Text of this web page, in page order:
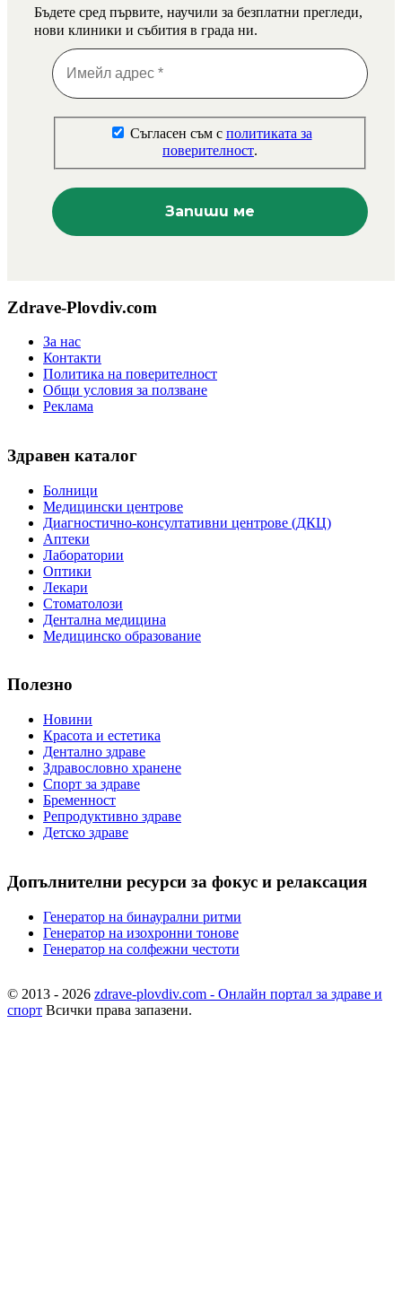
Бъдете сред първите, научили за безплатни прегледи,
нови клиники и събития в града ни.
Съгласен съм с политиката за
поверителност.
Zdrave-Plovdiv.com
За нас
Контакти
Политика на поверителност
Общи условия за ползване
Реклама
Здравен каталог
Болници
Медицински центрове
Диагностично-консултативни центрове (ДКЦ)
Аптеки
Лаборатории
Оптики
Лекари
Стоматолози
Дентална медицина
Медицинско образование
Полезно
Новини
Красота и естетика
Дентално здраве
Здравословно хранене
Спорт за здраве
Бременност
Репродуктивно здраве
Детско здраве
Допълнителни ресурси за фокус и релаксация
Генератор на бинаурални ритми
Генератор на изохронни тонове
Генератор на солфежни честоти
© 2013 - 2026 zdrave-plovdiv.com - Онлайн портал за здраве и
спорт Всички права запазени.